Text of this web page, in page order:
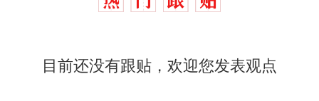
目前还没有跟贴，欢迎您发表观点